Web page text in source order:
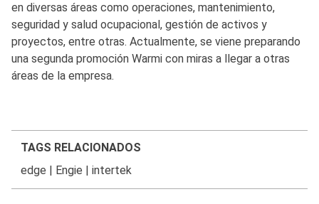
en diversas áreas como operaciones, mantenimiento,
seguridad y salud ocupacional, gestión de activos y
proyectos, entre otras. Actualmente, se viene preparando
una segunda promoción Warmi con miras a llegar a otras
áreas de la empresa.
TAGS RELACIONADOS
edge
Engie intertek